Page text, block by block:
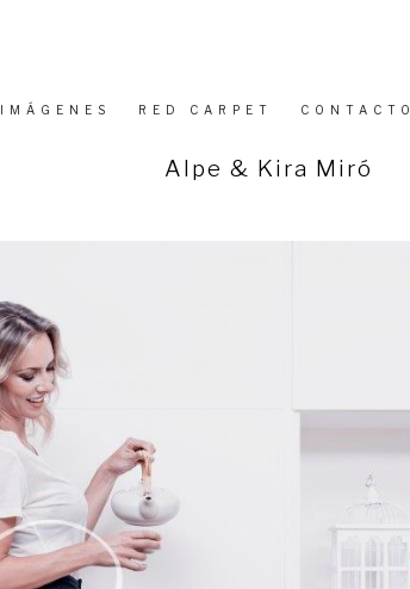
IMÁGENES RED CARPET CONTACTO
PUBLICADO
EL
Alpe & Kira Miró